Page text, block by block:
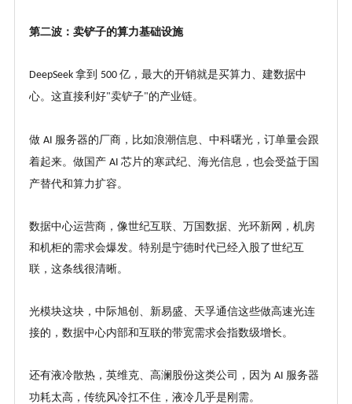
第二波：卖铲子的算力基础设施
DeepSeek 拿到 500 亿，最大的开销就是买算力、建数据中
心。这直接利好"卖铲子"的产业链。
做 AI 服务器的厂商，比如浪潮信息、中科曙光，订单量会跟
着起来。做国产 AI 芯片的寒武纪、海光信息，也会受益于国
产替代和算力扩容。
数据中心运营商，像世纪互联、万国数据、光环新网，机房
和机柜的需求会爆发。特别是宁德时代已经入股了世纪互
联，这条线很清晰。
光模块这块，中际旭创、新易盛、天孚通信这些做高速光连
接的，数据中心内部和互联的带宽需求会指数级增长。
还有液冷散热，英维克、高澜股份这类公司，因为 AI 服务器
功耗太高，传统风冷扛不住，液冷几乎是刚需。